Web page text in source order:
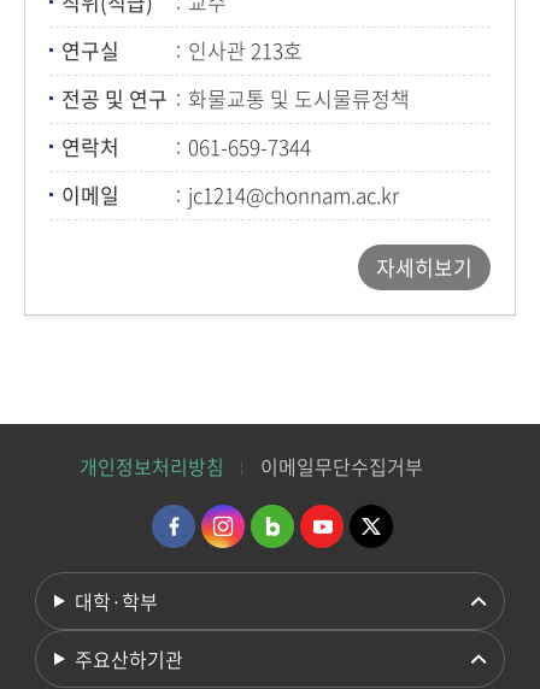
연구실
인사관 213호
전공 및 연구
화물교통 및 도시물류정책
연락처
061-659-7344
이메일
jc1214@chonnam.ac.kr
자세히보기
개인정보처리방침 이메일무단수집거부
대학·학부
주요산하기관